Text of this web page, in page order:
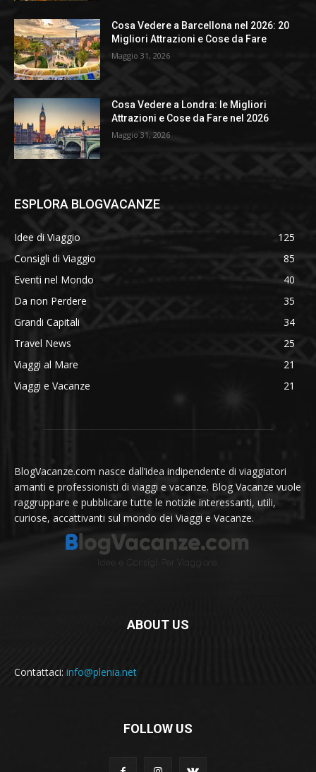
Cosa Vedere a Barcellona nel 2026: 20
Migliori Attrazioni e Cose da Fare
Maggio 31, 2026
Cosa Vedere a Londra: le Migliori
Attrazioni e Cose da Fare nel 2026
Maggio 31, 2026
ESPLORA BLOGVACANZE
Idee di Viaggio
125
Consigli di Viaggio
85
Eventi nel Mondo
40
Da non Perdere
35
Grandi Capitali
34
Travel News
25
Viaggi al Mare
21
Viaggi e Vacanze
21
BlogVacanze.com nasce dall’idea indipendente di viaggiatori
amanti e professionisti di viaggi e vacanze. Blog Vacanze vuole
raggruppare e pubblicare tutte le notizie interessanti, utili,
curiose, accattivanti sul mondo dei Viaggi e Vacanze.
ABOUT US
Contattaci: info@plenia.net
FOLLOW US